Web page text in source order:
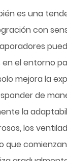
es una
con
el entorno
mejora la
de
la
los
que